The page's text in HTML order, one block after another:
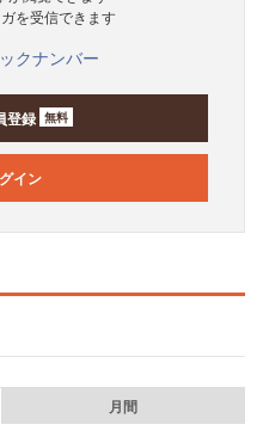
を受信できます
クナンバー
登録 無料
イン
月間